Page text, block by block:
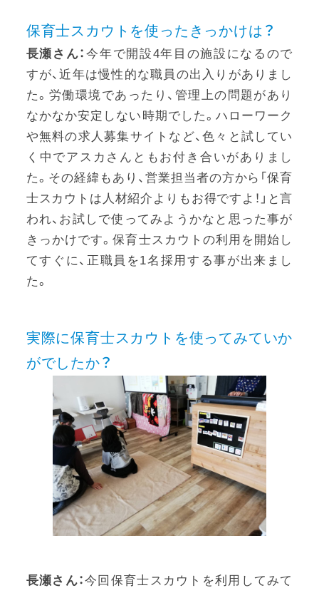
保育士スカウトを使ったきっかけは？
長瀬さん：今年で開設4年目の施設になるので
すが、近年は慢性的な職員の出入りがありまし
た。労働環境であったり、管理上の問題があり
なかなか安定しない時期でした。ハローワーク
や無料の求人募集サイトなど、色々と試してい
く中でアスカさんともお付き合いがありまし
た。その経緯もあり、営業担当者の方から「保育
士スカウトは人材紹介よりもお得ですよ！」と言
われ、お試しで使ってみようかなと思った事が
きっかけです。保育士スカウトの利用を開始し
てすぐに、正職員を1名採用する事が出来まし
た。
実際に保育士スカウトを使ってみていか
がでしたか？
長瀬さん：今回保育士スカウトを利用してみて